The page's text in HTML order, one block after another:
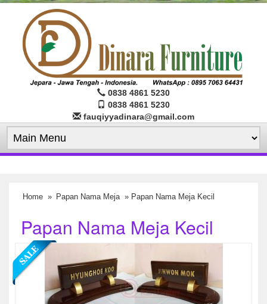
0838 4861 5230
0838 4861 5230
fauqiyyadinara@gmail.com
Home » Papan Nama Meja » Papan Nama Meja Kecil
Papan Nama Meja Kecil